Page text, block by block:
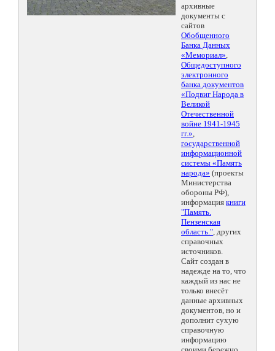
архивные
документы с
сайтов
Обобщенного
Банка Данных
«Мемориал»,
Общедоступного
электронного
банка документов
«Подвиг Народа в
Великой
Отечественной
войне 1941-1945
гг.»,
государственной
информационной
системы «Память
народа» (проекты
Министерства
обороны РФ),
информация книги
"Память.
Пензенская
область.", других
справочных
источников.
Сайт создан в
надежде на то, что
каждый из нас не
только внесёт
данные архивных
документов, но и
дополнит сухую
справочную
информацию